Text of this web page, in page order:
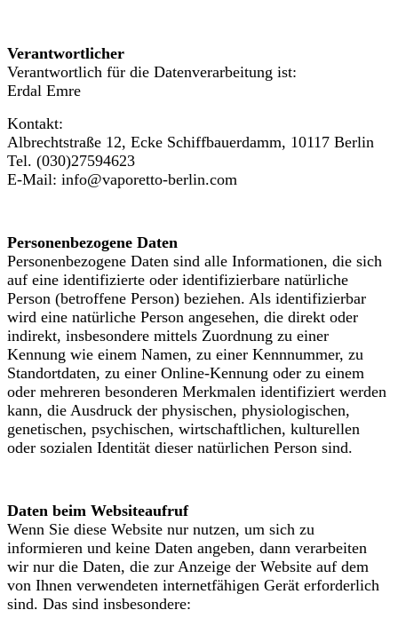
Verantwortlicher
Verantwortlich für die Datenverarbeitung ist:
Erdal Emre
Kontakt:
Albrechtstraße 12, Ecke Schiffbauerdamm, 10117 Berlin
Tel. (030)27594623
E-Mail: info@vaporetto-berlin.com
Personenbezogene Daten
Personenbezogene Daten sind alle Informationen, die sich
auf eine identifizierte oder identifizierbare natürliche
Person (betroffene Person) beziehen. Als identifizierbar
wird eine natürliche Person angesehen, die direkt oder
indirekt, insbesondere mittels Zuordnung zu einer
Kennung wie einem Namen, zu einer Kennnummer, zu
Standortdaten, zu einer Online-Kennung oder zu einem
oder mehreren besonderen Merkmalen identifiziert werden
kann, die Ausdruck der physischen, physiologischen,
genetischen, psychischen, wirtschaftlichen, kulturellen
oder sozialen Identität dieser natürlichen Person sind.
Daten beim Websiteaufruf
Wenn Sie diese Website nur nutzen, um sich zu
informieren und keine Daten angeben, dann verarbeiten
wir nur die Daten, die zur Anzeige der Website auf dem
von Ihnen verwendeten internetfähigen Gerät erforderlich
sind. Das sind insbesondere: